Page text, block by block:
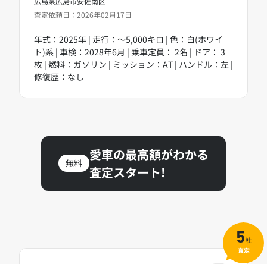
査定依頼日：2026年02月17日
年式：2025年 | 走行：～5,000キロ | 色：白(ホワイ
ト)系 | 車検：2028年6月 | 乗車定員： 2名 | ドア： 3
枚 | 燃料：ガソリン | ミッション：AT | ハンドル：左 |
修復歴：なし
無料
愛車の最高額がわかる
査定スタート!
5社
査定